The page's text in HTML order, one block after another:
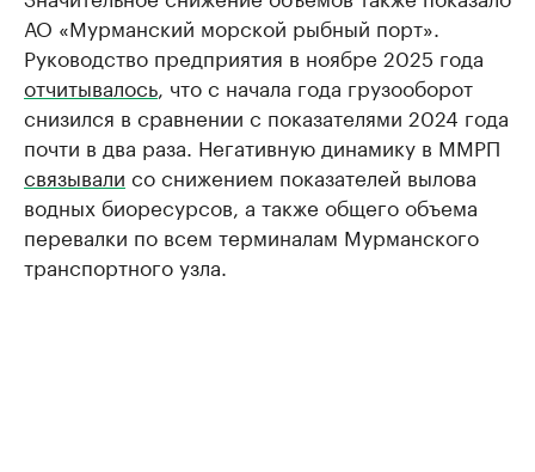
АО «Мурманский морской рыбный порт».
Руководство предприятия в ноябре 2025 года
отчитывалось, что с начала года грузооборот
снизился в сравнении с показателями 2024 года
почти в два раза. Негативную динамику в ММРП
связывали со снижением показателей вылова
водных биоресурсов, а также общего объема
перевалки по всем терминалам Мурманского
транспортного узла.